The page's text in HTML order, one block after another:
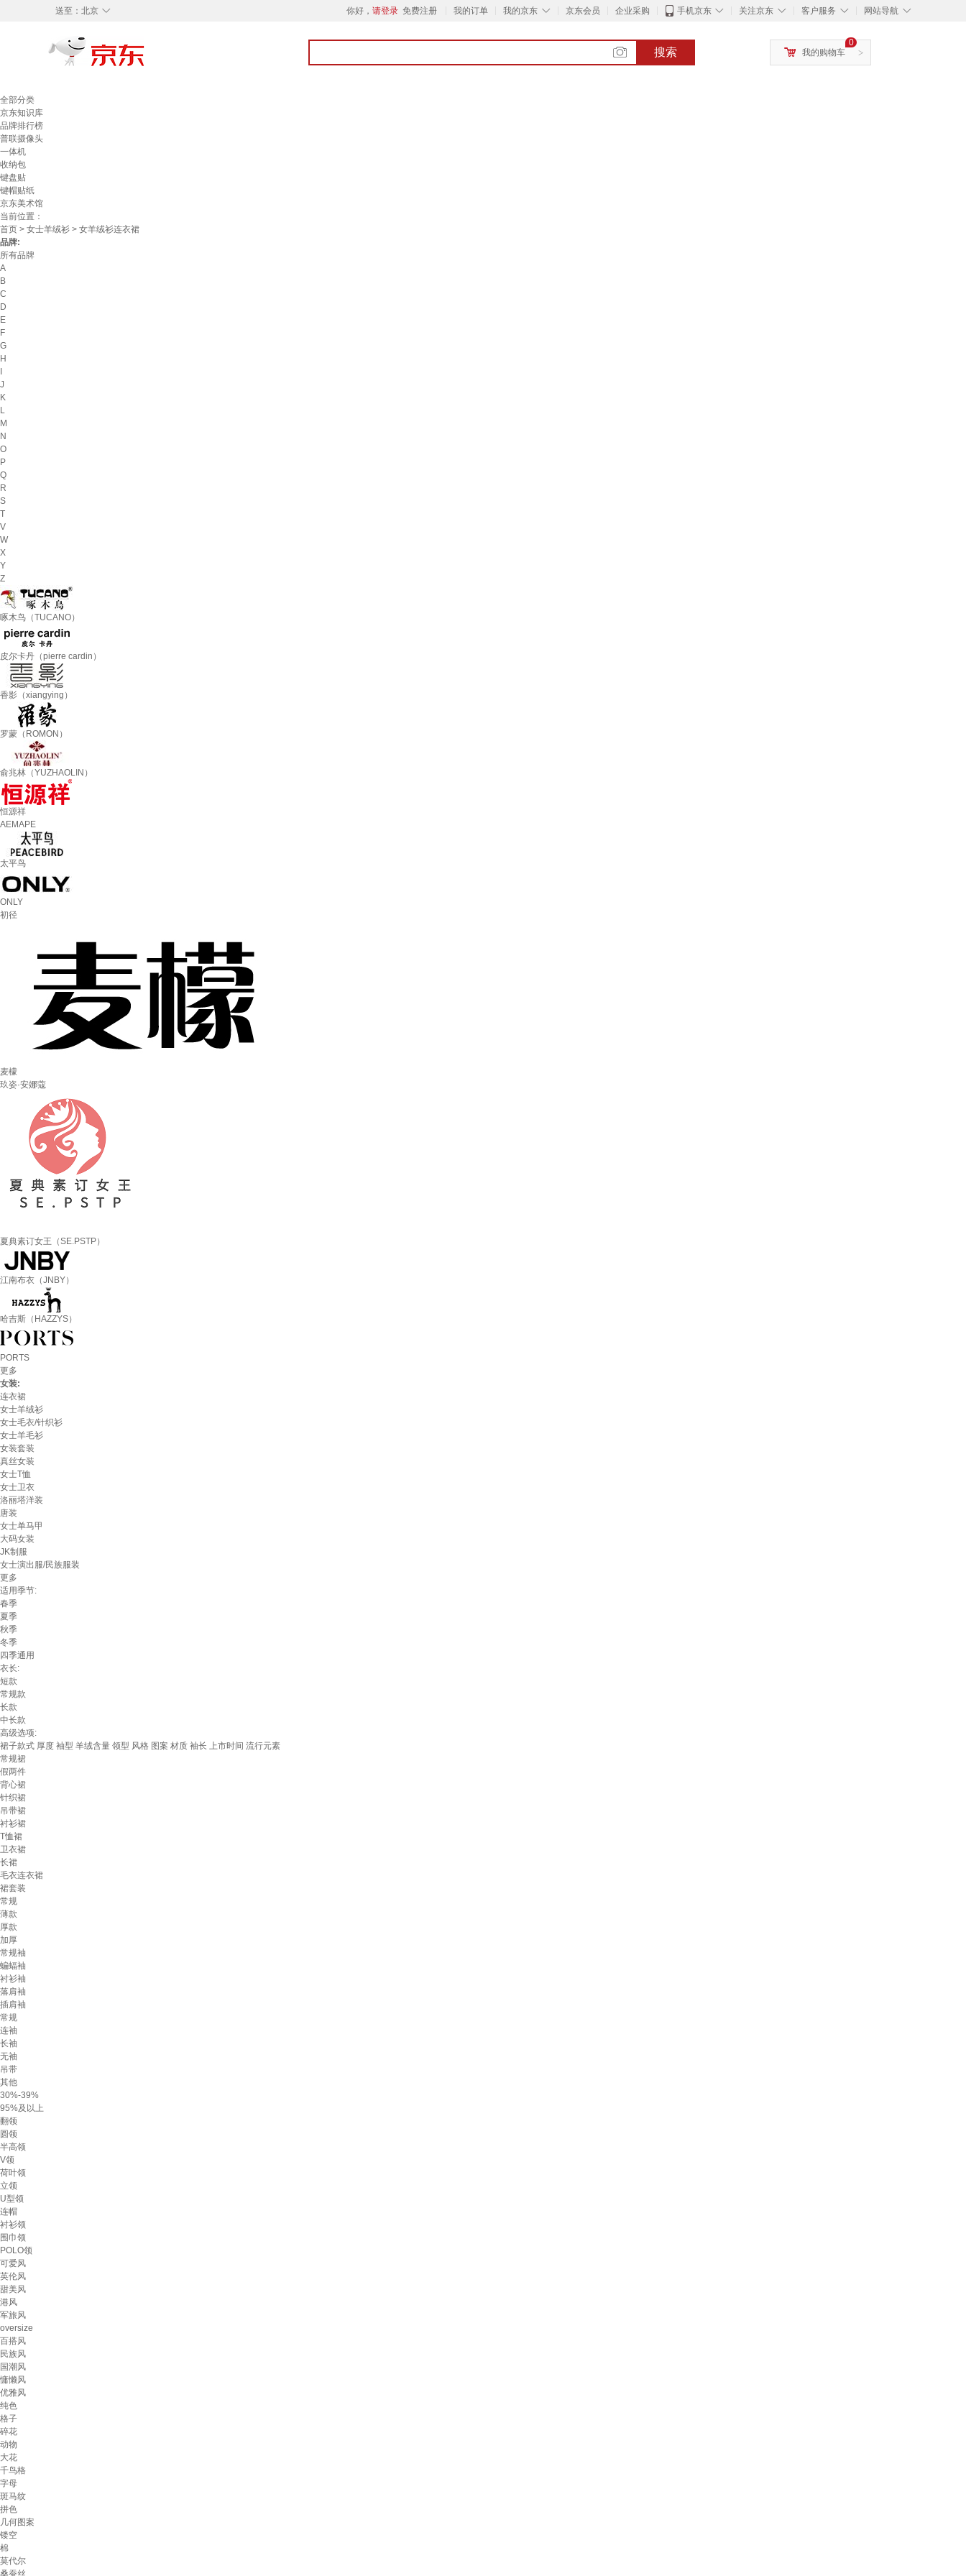
◇
送至： 北京 你好， 请登录 免费注册 我的订单 ◇
我的京东 京东会员 企业采购 ◇
手机京东 ◇
关注京东 ◇
客户服务 ◇
网站导航
搜索 >
0
我的购物车
全部分类
京东知识库
品牌排行榜
普联摄像头
一体机
收纳包
键盘贴
键帽贴纸
京东美术馆
当前位置：
首页 > 女士羊绒衫 > 女羊绒衫连衣裙
品牌:
所有品牌
A
B
C
D
E
F
G
H
J
K
L
M
N
O
P
Q
R
S
T
V
W
X
Y
Z
啄木鸟（TUCANO）
皮尔卡丹（pierre cardin）
香影（xiangying）
罗蒙（ROMON）
俞兆林（YUZHAOLIN）
恒源祥
AEMAPE
太平鸟
ONLY
初径
麦檬
玖姿·安娜蔻
夏典素订女王（SE.PSTP）
江南布衣（JNBY）
哈吉斯（HAZZYS）
PORTS
更多
女装:
连衣裙
女士羊绒衫
女士毛衣/针织衫
女士羊毛衫
女装套装
真丝女装
女士T恤
女士卫衣
洛丽塔洋装
唐装
女士单马甲
大码女装
JK制服
女士演出服/民族服装
更多
适用季节:
春季
夏季
秋季
冬季
四季通用
衣长:
短款
常规款
长款
中长款
高级选项:
裙子款式 厚度 袖型 羊绒含量 领型 风格 图案 材质 袖长 上市时间 流行元素
常规裙
假两件
背心裙
针织裙
吊带裙
衬衫裙
T恤裙
卫衣裙
长裙
毛衣连衣裙
裙套装
常规
薄款
厚款
加厚
常规袖
蝙蝠袖
衬衫袖
落肩袖
插肩袖
常规
连袖
长袖
无袖
吊带
其他
30%-39%
95%及以上
翻领
圆领
半高领
V领
荷叶领
立领
U型领
连帽
衬衫领
围巾领
POLO领
可爱风
英伦风
甜美风
港风
军旅风
oversize
百搭风
民族风
国潮风
慵懒风
优雅风
纯色
格子
碎花
动物
大花
千鸟格
字母
斑马纹
拼色
几何图案
镂空
棉
莫代尔
桑蚕丝